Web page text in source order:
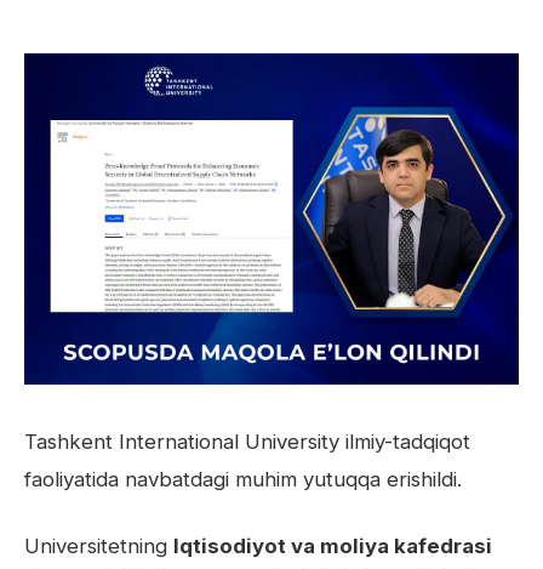
Tashkent International University ilmiy-tadqiqot
faoliyatida navbatdagi muhim yutuqqa erishildi.
Universitetning Iqtisodiyot va moliya kafedrasi